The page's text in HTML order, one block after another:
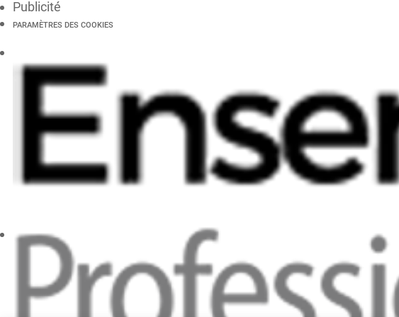
Publicité
PARAMÈTRES DES COOKIES